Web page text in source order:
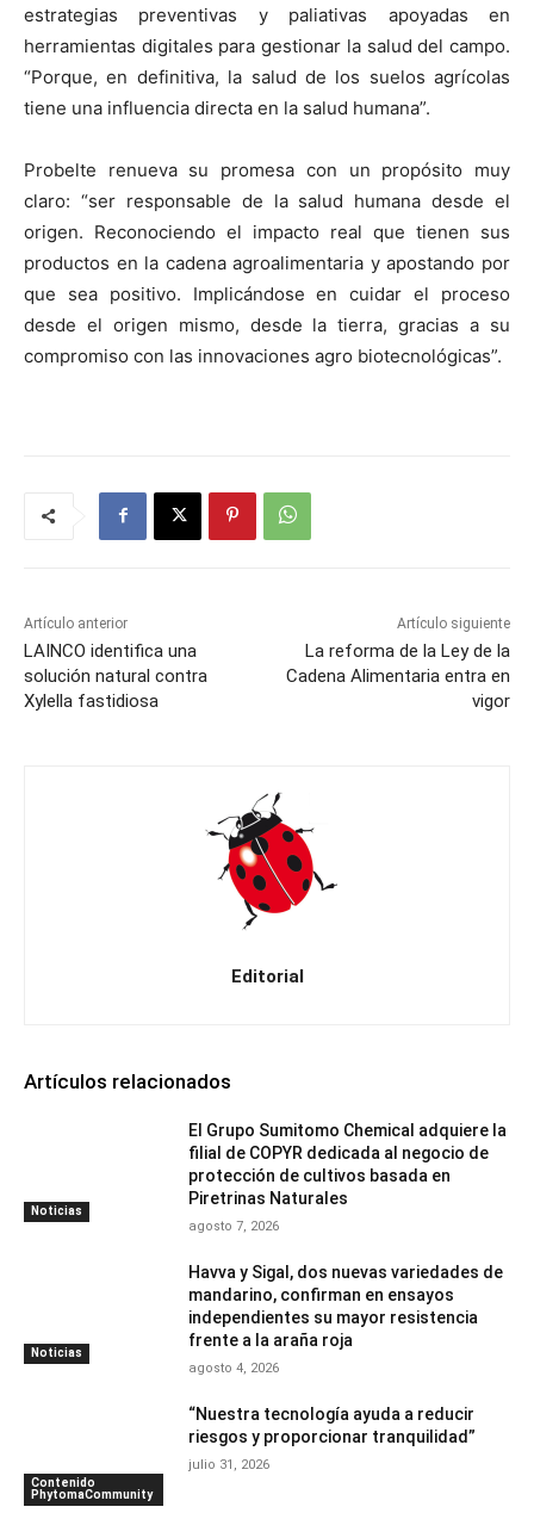
estrategias preventivas y paliativas apoyadas en
herramientas digitales para gestionar la salud del campo.
“Porque, en definitiva, la salud de los suelos agrícolas
tiene una influencia directa en la salud humana”.
Probelte renueva su promesa con un propósito muy
claro: “ser responsable de la salud humana desde el
origen. Reconociendo el impacto real que tienen sus
productos en la cadena agroalimentaria y apostando por
que sea positivo. Implicándose en cuidar el proceso
desde el origen mismo, desde la tierra, gracias a su
compromiso con las innovaciones agro biotecnológicas”.
Artículo anterior
LAINCO identifica una
solución natural contra
Xylella fastidiosa
Artículo siguiente
La reforma de la Ley de la
Cadena Alimentaria entra en
vigor
Editorial
Artículos relacionados
Noticias
El Grupo Sumitomo Chemical adquiere la
filial de COPYR dedicada al negocio de
protección de cultivos basada en
Piretrinas Naturales
agosto 7, 2026
Noticias
Havva y Sigal, dos nuevas variedades de
mandarino, confirman en ensayos
independientes su mayor resistencia
frente a la araña roja
agosto 4, 2026
Contenido
PhytomaCommunity
“Nuestra tecnología ayuda a reducir
riesgos y proporcionar tranquilidad”
julio 31, 2026